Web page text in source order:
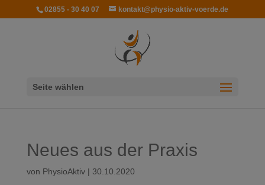
02855 - 30 40 07 kontakt@physio-aktiv-voerde.de
Seite wählen
Neues aus der Praxis
von PhysioAktiv| 30.10.2020
modal-check